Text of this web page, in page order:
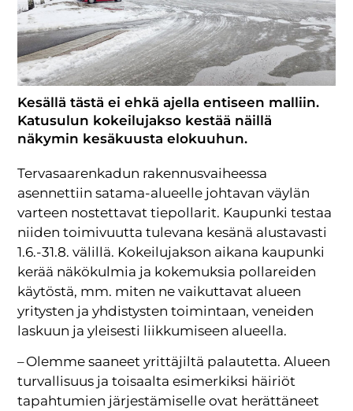
Kesällä tästä ei ehkä ajella entiseen malliin.
Katusulun kokeilujakso kestää näillä
näkymin kesäkuusta elokuuhun.
Tervasaarenkadun rakennusvaiheessa
asennettiin satama-alueelle johtavan väylän
varteen nostettavat tiepollarit. Kaupunki testaa
niiden toimivuutta tulevana kesänä alustavasti
1.6.-31.8. välillä. Kokeilujakson aikana kaupunki
kerää näkökulmia ja kokemuksia pollareiden
käytöstä, mm. miten ne vaikuttavat alueen
yritysten ja yhdistysten toimintaan, veneiden
laskuun ja yleisesti liikkumiseen alueella.
– Olemme saaneet yrittäjiltä palautetta. Alueen
turvallisuus ja toisaalta esimerkiksi häiriöt
tapahtumien järjestämiselle ovat herättäneet